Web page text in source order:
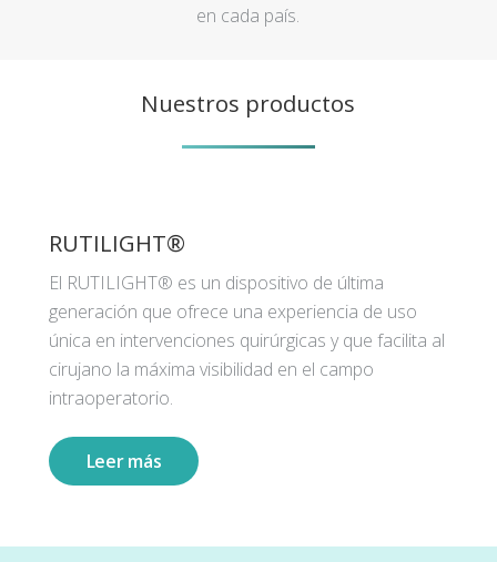
en cada país.
Nuestros productos
RUTILIGHT®
El RUTILIGHT® es un dispositivo de última
generación que ofrece una experiencia de uso
única en intervenciones quirúrgicas y que facilita al
cirujano la máxima visibilidad en el campo
intraoperatorio.
Leer más